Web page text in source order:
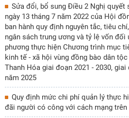
Sửa đổi, bổ sung Điều 2 Nghị quyết
ngày 13 tháng 7 năm 2022 của Hội
ban hành quy định nguyên tắc, tiêu
ngân sách trung ương và tỷ lệ vốn đối
phương thực hiện Chương trình mục
kinh tế - xã hội vùng đồng bào dân
Thanh Hóa giai đoạn 2021 - 2030,
năm 2025
Quy định mức chi phí quản lý thực
đãi người có công với cách mạng